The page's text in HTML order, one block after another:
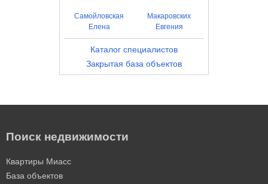
Самойловская
Елена
Макаровских
Евгения
Каталог специалистов
Закрытая база объектов
Поиск недвижимости
Квартиры Миасс
База объектов